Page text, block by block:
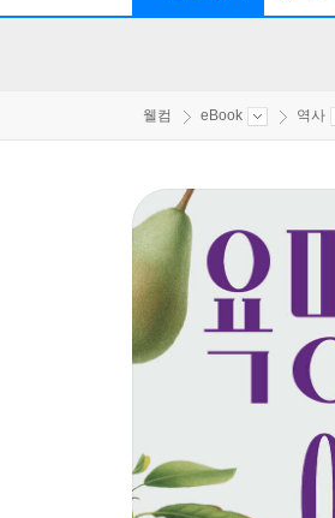
웰컴 eBook 역사